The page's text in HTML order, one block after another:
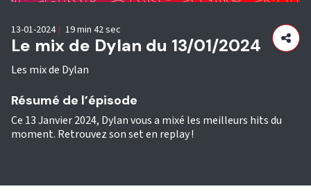
Le mix de Dylan du 13/01/2024
Les mix de Dylan
13-01-2024 | 19 min 42 sec
Résumé de l’épisode
Ce 13 Janvier 2024, Dylan vous a mixé les meilleurs hits du
moment. Retrouvez son set en replay !